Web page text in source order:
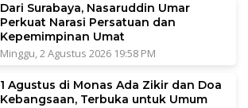
Dari Surabaya, Nasaruddin Umar
Perkuat Narasi Persatuan dan
Kepemimpinan Umat
Minggu, 2 Agustus 2026 19:58 PM
1 Agustus di Monas Ada Zikir dan Doa
Kebangsaan, Terbuka untuk Umum